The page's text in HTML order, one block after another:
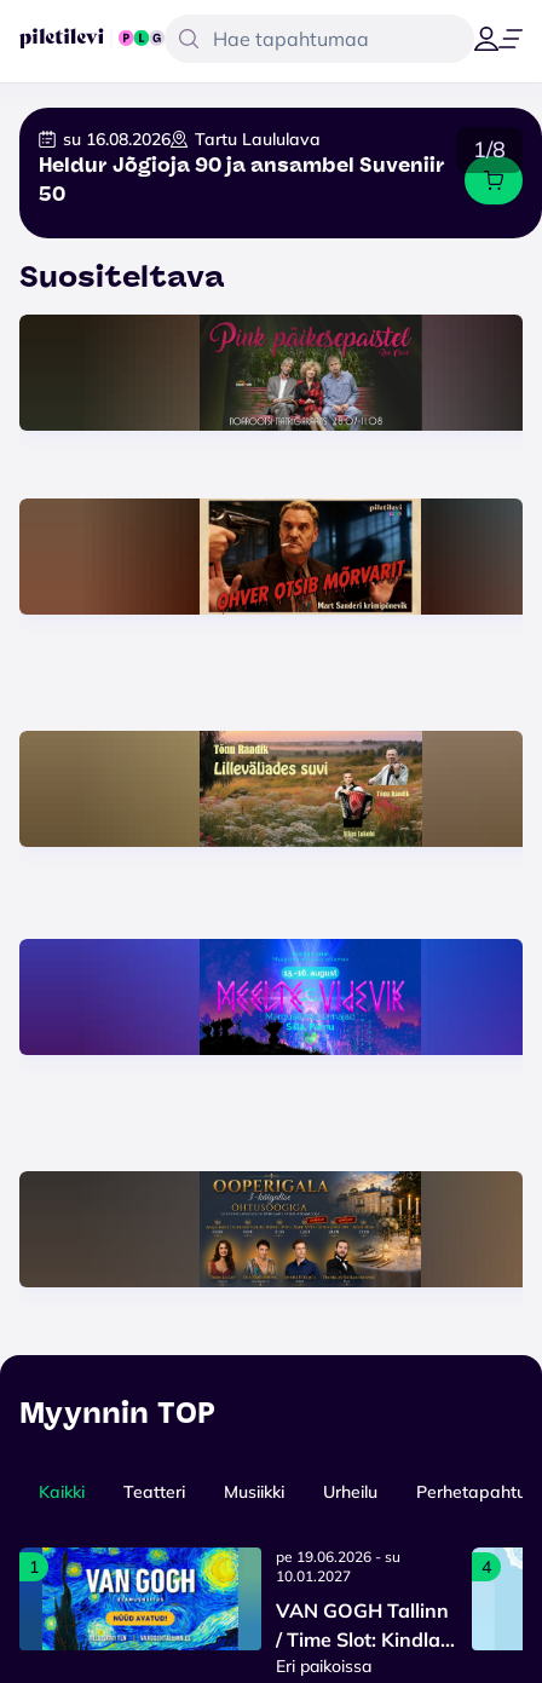
1/8
su 16.08.2026 Tartu Laululava
Heldur Jõgioja 90 ja ansambel Suveniir
50
Suositeltava
Myynnin TOP
Kaikki Teatteri Musiikki Urheilu
1
pe 19.06.2026 - su
10.01.2027
VAN GOGH Tallinn
/ Time Slot: Kindla
sisenemisajaga
Eri paikoissa
4